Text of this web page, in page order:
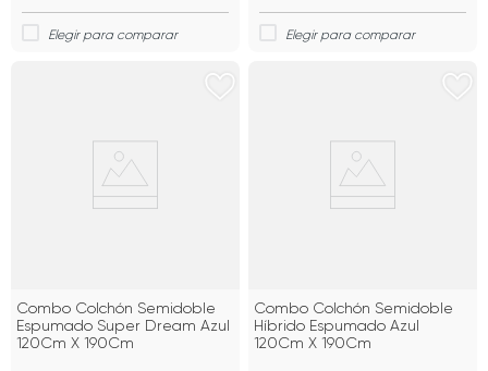
Combo Colchón Semidoble
Espumado Super Dream Azul
120Cm X 190Cm
Combo Colchón Semidoble
Híbrido Espumado Azul
120Cm X 190Cm